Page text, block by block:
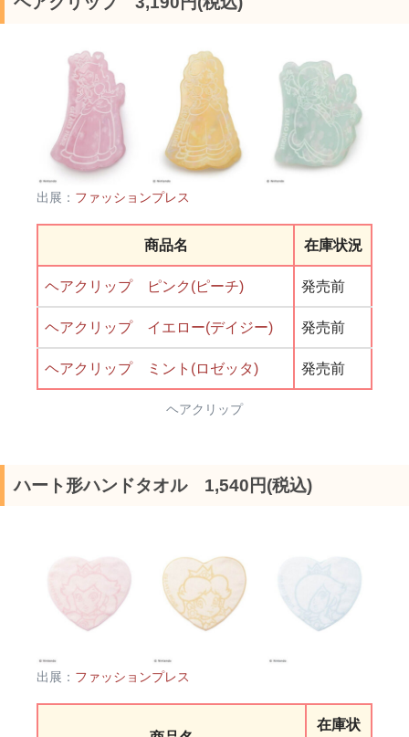
出展： ファッションプレス
商品名 在庫状況
ヘアクリップ ピンク(ピーチ) 発売前
ヘアクリップ イエロー(デイジー) 発売前
ヘアクリップ ミント(ロゼッタ) 発売前
ヘアクリップ
ハート形ハンドタオル 1,540円(税込)
出展： ファッションプレス
在庫状